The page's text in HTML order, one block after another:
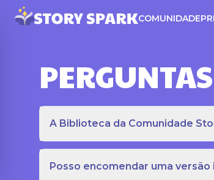
COMUNIDADE
A Biblioteca da Comunidade
Posso encomendar uma